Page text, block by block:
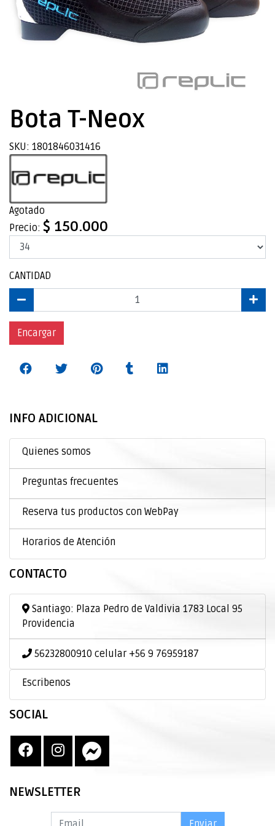
Bota T-Neox
SKU: 1801846031416
Agotado
Precio: $ 150.000
CANTIDAD
Encargar
INFO ADICIONAL
Quienes somos
Preguntas frecuentes
Reserva tus productos con WebPay
Horarios de Atención
CONTACTO
Santiago: Plaza Pedro de Valdivia 1783 Local 95
Providencia
56232800910 celular +56 9 76959187
Escribenos
SOCIAL
NEWSLETTER